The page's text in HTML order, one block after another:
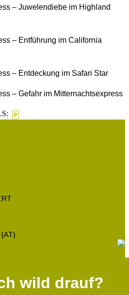
– Juwelendiebe im Highland
– Entführung im California
– Entdeckung im Safari Star
– Gefahr im Mitternachtsexpress
wild drauf?